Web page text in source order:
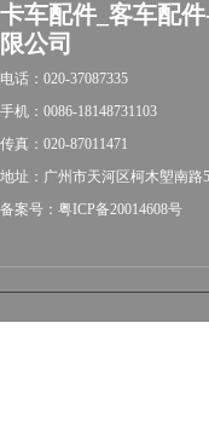
卡车配件_客车配
限公司
电话：020-37087335
手机：0086-18148731103
传真：020-87011471
地址：广州市天河区柯木塱南路
备案号：粤ICP备20014608号